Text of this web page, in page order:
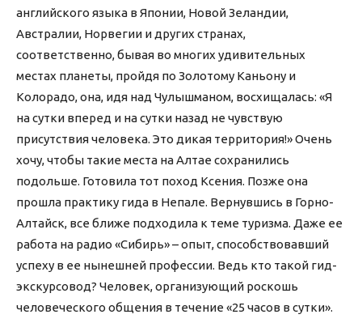
английского языка в Японии, Новой Зеландии,
Австралии, Норвегии и других странах,
соответственно, бывая во многих удивительных
местах планеты, пройдя по Золотому Каньону и
Колорадо, она, идя над Чулышманом, восхищалась: «Я
на сутки вперед и на сутки назад не чувствую
присутствия человека. Это дикая территория!» Очень
хочу, чтобы такие места на Алтае сохранились
подольше. Готовила тот поход Ксения. Позже она
прошла практику гида в Непале. Вернувшись в Горно-
Алтайск, все ближе подходила к теме туризма. Даже ее
работа на радио «Сибирь» – опыт, способствовавший
успеху в ее нынешней профессии. Ведь кто такой гид-
экскурсовод? Человек, организующий роскошь
человеческого общения в течение «25 часов в сутки».